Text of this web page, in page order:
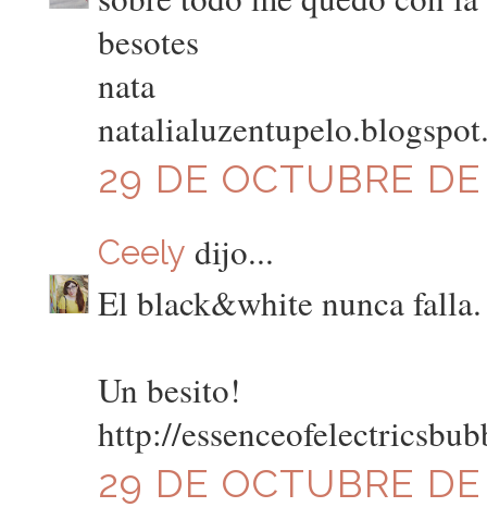
besotes
nata
29 DE OCTUBRE
Ceely dijo...
El black&white nunca falla.
Un besito!
http://
29 DE OCTUBRE